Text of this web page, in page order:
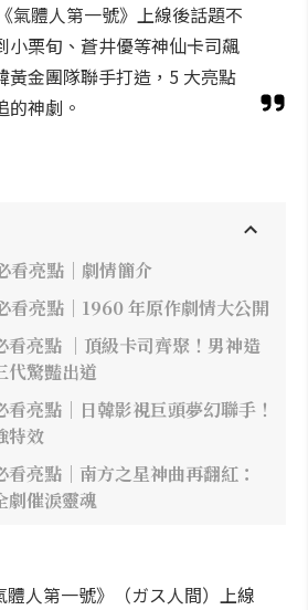
氣體人第一號》上線後話題不
小栗旬、蒼井優等神仙卡司飆
黃金團隊聯手打造，5 大亮點
的神劇。
看亮點｜劇情簡介
看亮點｜1960 年原作劇情大公開
看亮點 ｜頂級卡司齊聚！男神造
代驚豔出道
看亮點｜日韓影視巨頭夢幻聯手！
特效
看亮點｜南方之星神曲再翻紅：
劇催淚靈魂
人第一號》（ガス人間）上線